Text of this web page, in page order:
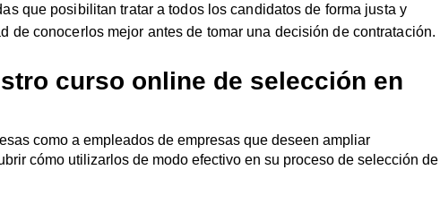
que posibilitan tratar a todos los candidatos de forma justa y
de conocerlos mejor antes de tomar una decisión de contratación.
curso online de selección en
como a empleados de empresas que deseen ampliar
cómo utilizarlos de modo efectivo en su proceso de selección de